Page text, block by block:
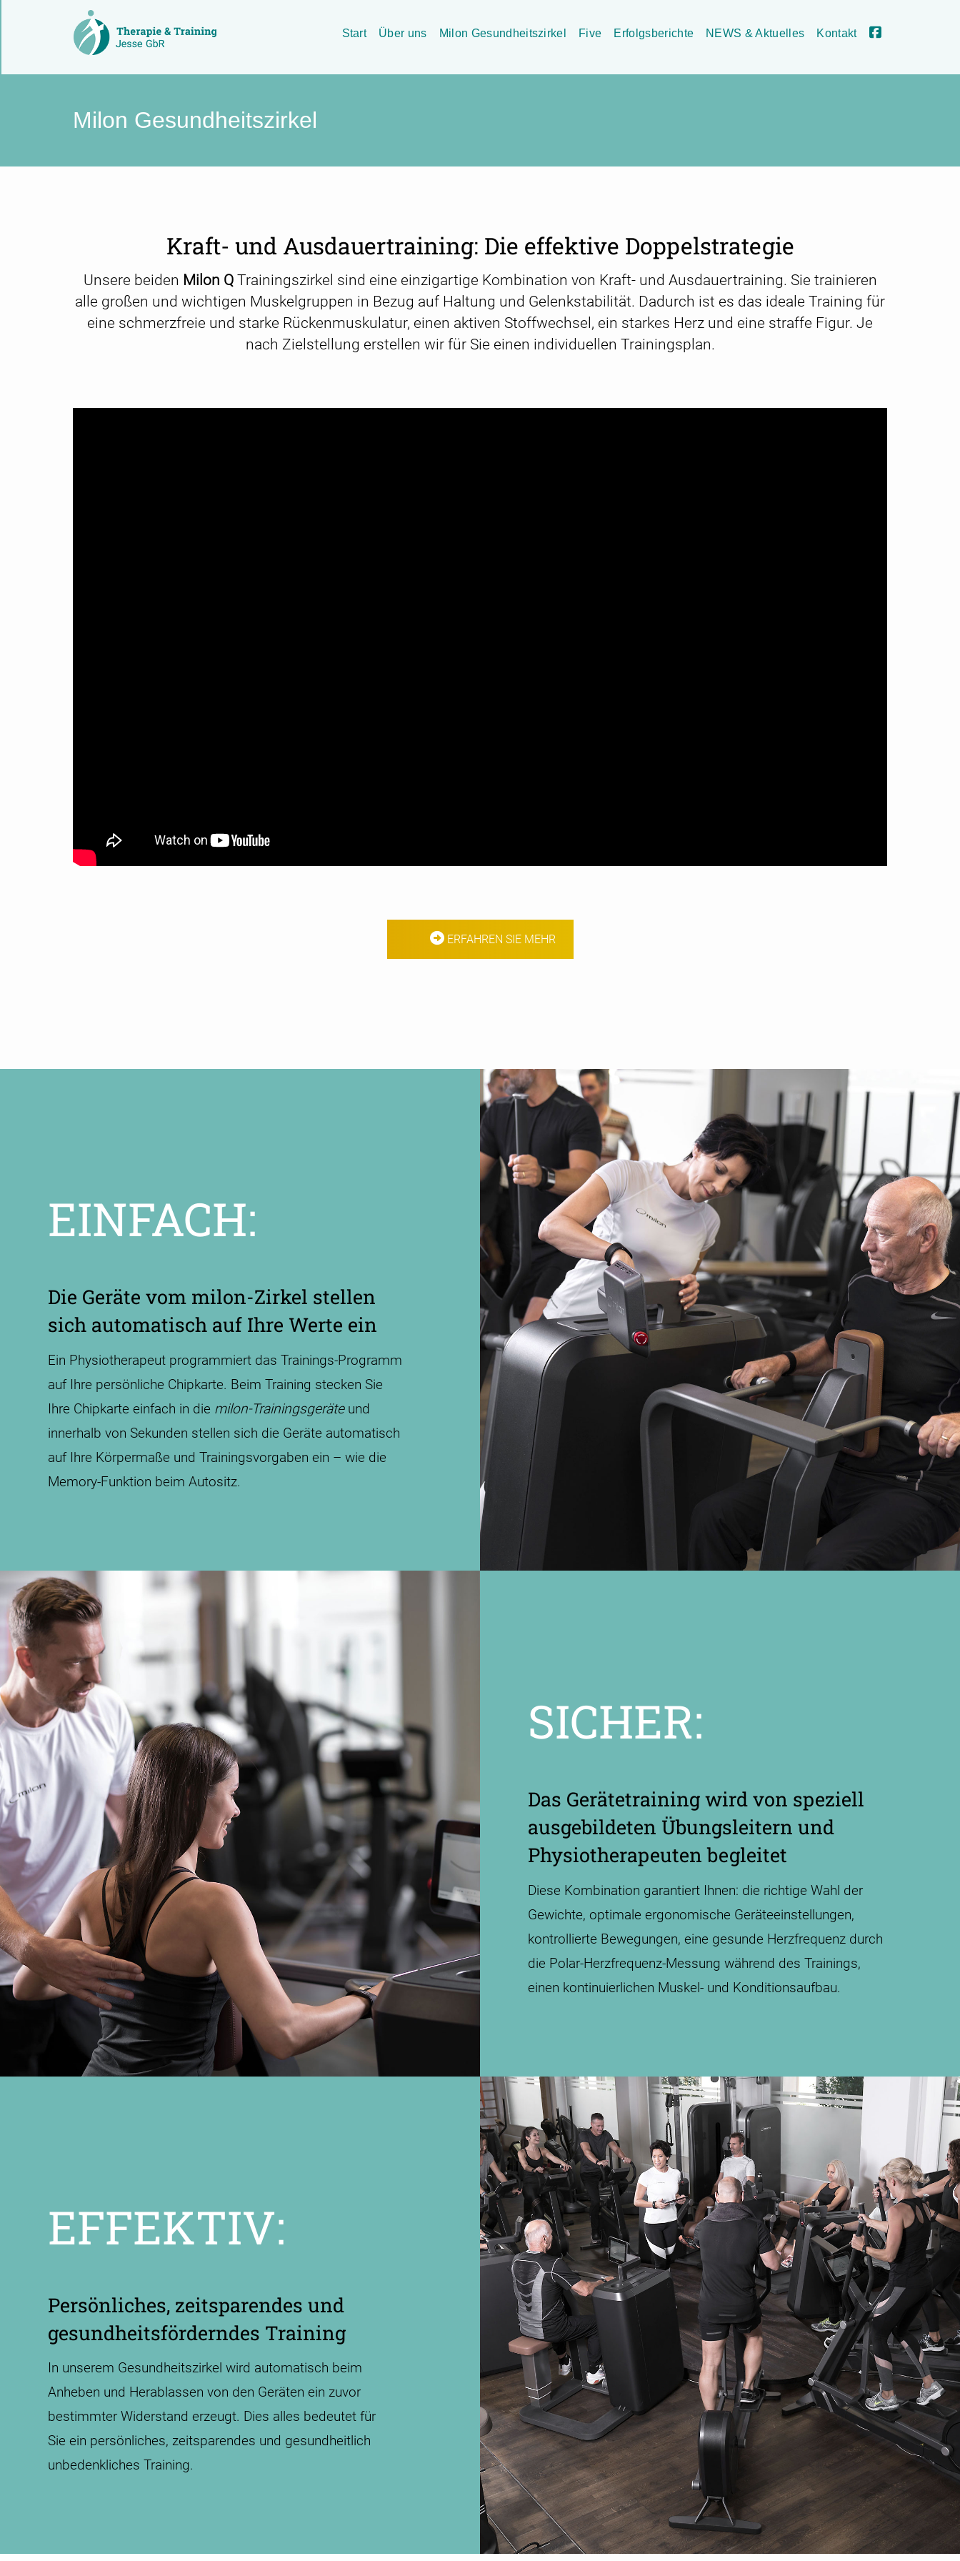
Start Über uns Milon Gesundheitszirkel Five Erfolgsberichte NEWS & Aktuelles Kontakt
Milon Gesundheitszirkel
Kraft- und Ausdauertraining: Die effektive Doppelstrategie
Unsere beiden Milon QTrainingszirkel sind eine einzigartige Kombination von Kraft- und Ausdauertraining. Sie trainieren
alle großen und wichtigen Muskelgruppen in Bezug auf Haltung und Gelenkstabilität. Dadurch ist es das ideale Training für
eine schmerzfreie und starke Rückenmuskulatur, einen aktiven Stoffwechsel, ein starkes Herz und eine straffe Figur. Je
nach Zielstellung erstellen wir für Sie einen individuellen Trainingsplan.
ERFAHREN SIE MEHR
EINFACH:
Die Geräte vom milon-Zirkel stellen
sich automatisch auf Ihre Werte ein
Ein Physiotherapeut programmiert das Trainings-Programm
auf Ihre persönliche Chipkarte. Beim Training stecken Sie
Ihre Chipkarte einfach in die milon-Trainings­geräteund
innerhalb von Sekunden stellen sich die Geräte automatisch
auf Ihre Körpermaße und Trainings­vorgaben ein – wie die
Memory-Funktion beim Autositz.
SICHER:
Das Gerätetraining wird von speziell
ausgebildeten Übungsleitern und
Physiotherapeuten begleitet
Diese Kombination garantiert Ihnen: die richtige Wahl der
Gewichte, optimale ergo­nomische Geräte­einstel­lungen,
kontrollierte Bewegungen, eine gesunde Herzfrequenz durch
die Polar-Herzfrequenz-Messung während des Trainings,
einen kontinuierlichen Muskel- und Konditionsaufbau.
EFFEKTIV:
Persönliches, zeitsparendes und
gesundheitsförderndes Training
In unserem Gesundheitszirkel wird automatisch beim
Anheben und Herablassen von den Geräten ein zuvor
bestimmter Widerstand erzeugt. Dies alles bedeutet für
Sie ein persönliches, zeitsparendes und gesund­heitlich
unbedenkliches Training.